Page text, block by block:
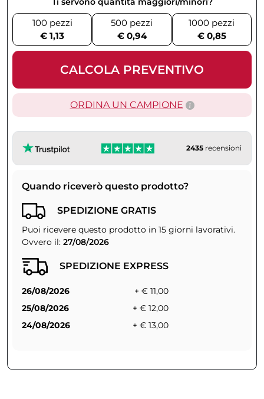
100 pezzi
€ 1,13
500 pezzi
€ 0,94
1000 pezzi
€ 0,85
CALCOLA PREVENTIVO
ORDINA UN CAMPIONE
2435 recensioni
Quando riceverò questo prodotto?
SPEDIZIONE GRATIS
Puoi ricevere questo prodotto in 15 giorni lavorativi.
Ovvero il: 27/08/2026
SPEDIZIONE EXPRESS
26/08/2026
+ € 11,00
25/08/2026
+ € 12,00
24/08/2026
+ € 13,00